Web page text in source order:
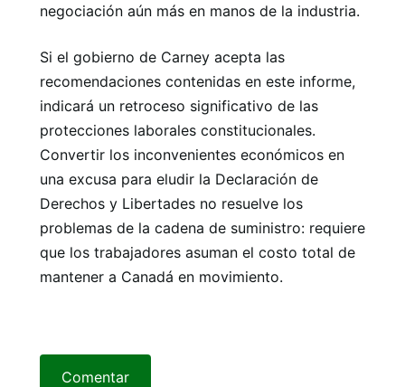
negociación aún más en manos de la industria.
Si el gobierno de Carney acepta las
recomendaciones contenidas en este informe,
indicará un retroceso significativo de las
protecciones laborales constitucionales.
Convertir los inconvenientes económicos en
una excusa para eludir la Declaración de
Derechos y Libertades no resuelve los
problemas de la cadena de suministro: requiere
que los trabajadores asuman el costo total de
mantener a Canadá en movimiento.
Comentar